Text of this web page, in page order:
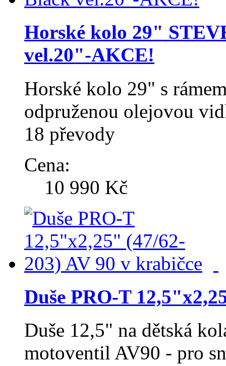
Horské kolo 29"
vel.20"-AKCE!
Horské kolo 29" s
odpruženou olejovou
18 převody
Cena:
10 990 Kč
Duše PRO-T
Duše 12,5" na dětská
motoventil AV90 - pro